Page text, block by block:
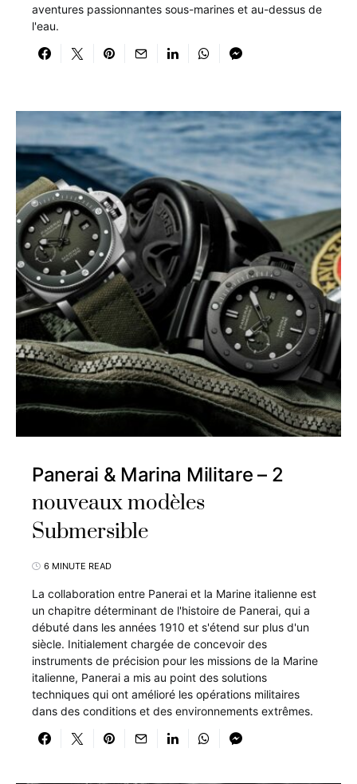
aventures passionnantes sous-marines et au-dessus de
l'eau.
Panerai & Marina Militare – 2
nouveaux modèles
Submersible
6 MINUTE READ
La collaboration entre Panerai et la Marine italienne est
un chapitre déterminant de l'histoire de Panerai, qui a
débuté dans les années 1910 et s'étend sur plus d'un
siècle. Initialement chargée de concevoir des
instruments de précision pour les missions de la Marine
italienne, Panerai a mis au point des solutions
techniques qui ont amélioré les opérations militaires
dans des conditions et des environnements extrêmes.